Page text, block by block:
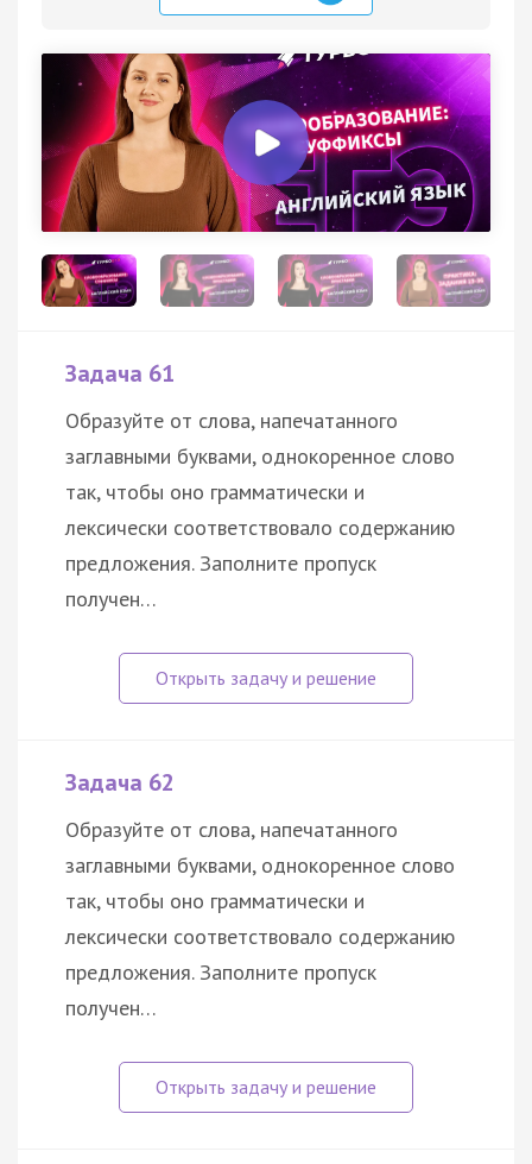
Задача 61
Образуйте от слова, напечатанного
заглавными буквами, однокоренное слово
так, чтобы оно грамматически и
лексически соответствовало содержанию
предложения. Заполните пропуск
получен…
Задача 62
Образуйте от слова, напечатанного
заглавными буквами, однокоренное слово
так, чтобы оно грамматически и
лексически соответствовало содержанию
предложения. Заполните пропуск
получен…